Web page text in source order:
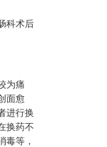
科术后
为痛
面愈
进行换
换药不
毒等，